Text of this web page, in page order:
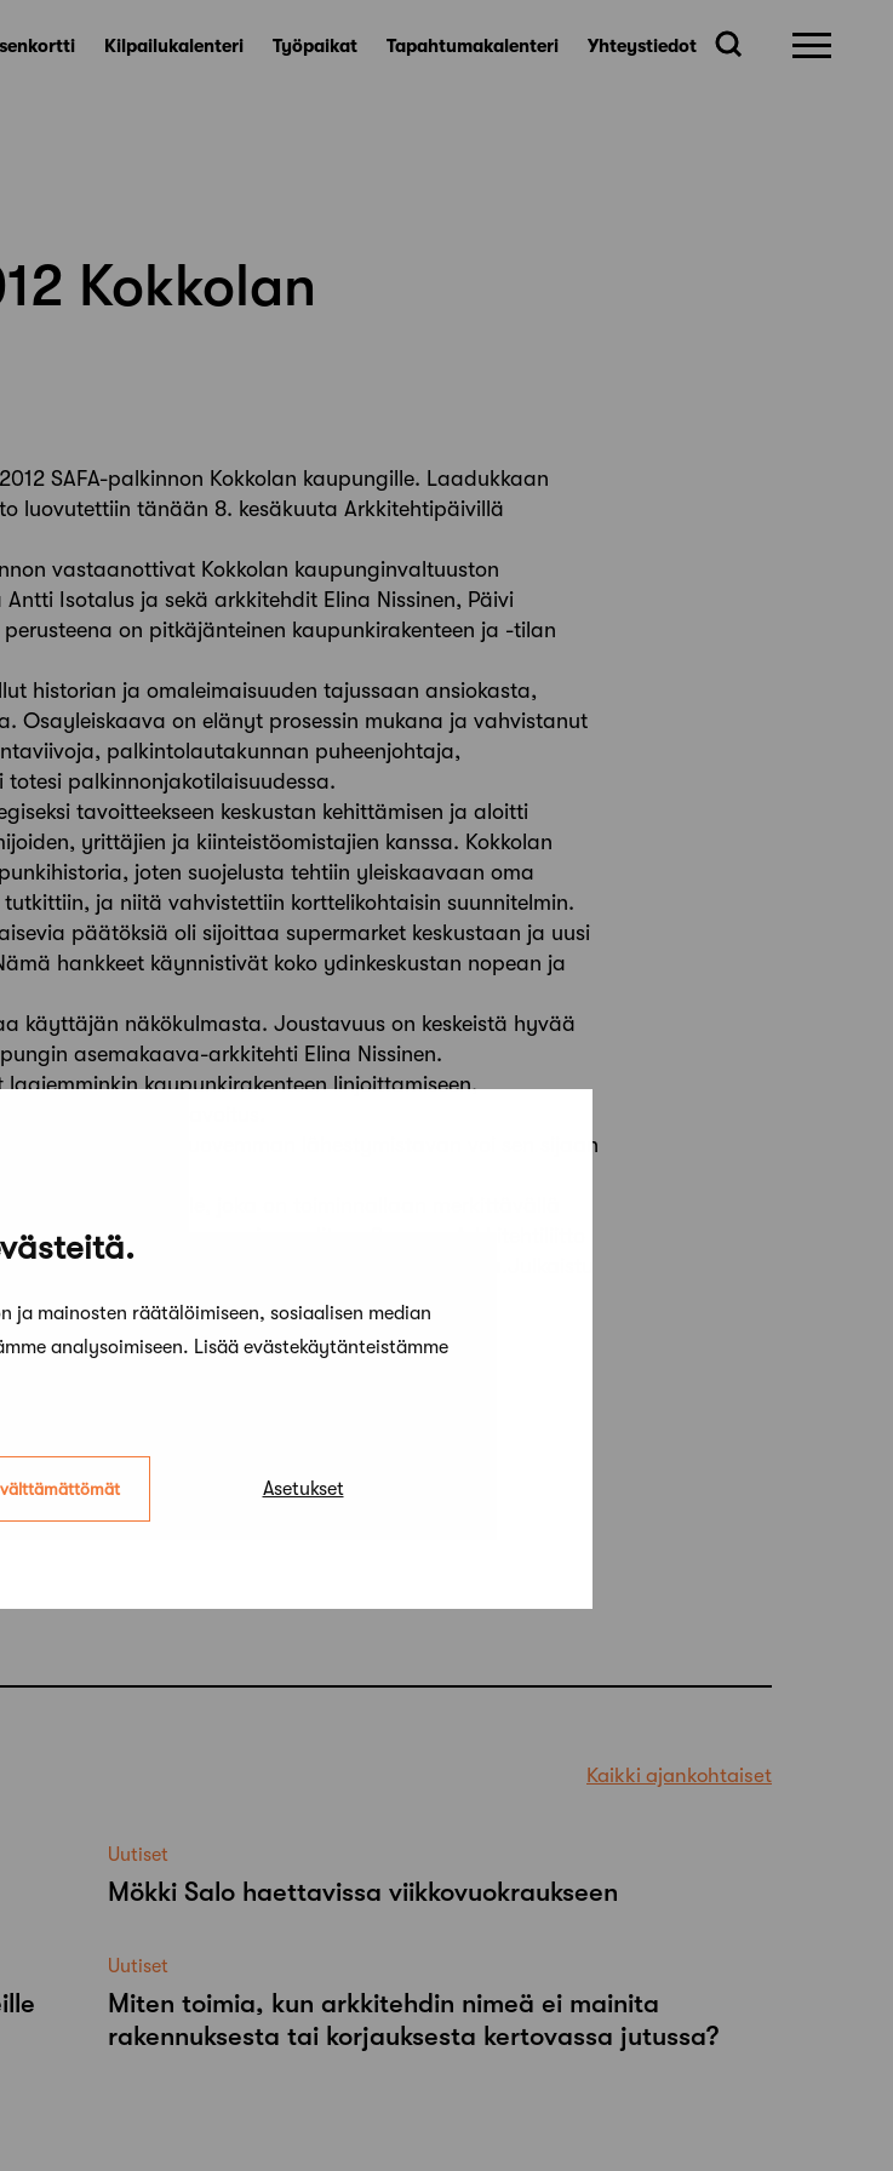
ja mainosten räätälöimiseen, sosiaalisen median
analysoimiseen. Lisää evästekäytänteistämme
Asetukset
Kilpailukalenteri Työpaikat Tapahtumakalenteri Yhteystiedot
Kokkolan
SAFA-palkinnon Kokkolan kaupungille. Laadukkaan
luovutettiin tänään 8. kesäkuuta Arkkitehtipäivillä
vastaanottivat Kokkolan kaupunginvaltuuston
Isotalus ja sekä arkkitehdit Elina Nissinen, Päivi
on pitkäjänteinen kaupunkirakenteen ja -tilan
historian ja omaleimaisuuden tajussaan ansiokasta,
Osayleiskaava on elänyt prosessin mukana ja vahvistanut
palkintolautakunnan puheenjohtaja,
palkinnonjakotilaisuudessa.
tavoitteekseen keskustan kehittämisen ja aloitti
yrittäjien ja kiinteistöomistajien kanssa. Kokkolan
joten suojelusta tehtiin yleiskaavaan oma
ja niitä vahvistettiin korttelikohtaisin suunnitelmin.
päätöksiä oli sijoittaa supermarket keskustaan ja uusi
hankkeet käynnistivät koko ydinkeskustan nopean ja
käyttäjän näkökulmasta. Joustavuus on keskeistä hyvää
asemakaava-arkkitehti Elina Nissinen.
kaupunkirakenteen linjoittamiseen,
strateginen kaavoitus.
Luovemman lähestymistavan voi sen sijaan
tunnustus yhteisölle, joka on toiminnallaan merkittävällä
Palkinnon saajan valitsee Suomen Arkkitehtiliitto
edustajista koostuva viisijäseninen lautakunta.Julkaistu
Kaikki ajankohtaiset
Uutiset
Mökki Salo haettavissa viikkovuokraukseen
Uutiset
Miten toimia, kun arkkitehdin nimeä ei mainita
rakennuksesta tai korjauksesta kertovassa jutussa?